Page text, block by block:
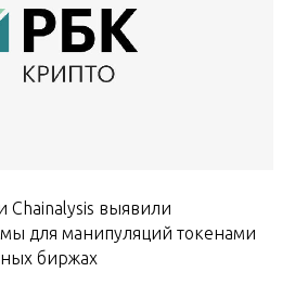
Chainalysis выявили
для манипуляций токенами
биржах